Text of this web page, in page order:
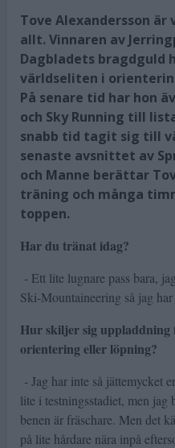
Tove Alexandersson
allt. Vinnaren av
Dagbladets bragdguld
världseliten i
På senare tid har hon
och Sky Running till
snabb tid tagit sig till
senaste avsnittet av
och Manne berättar
träning och många
toppen.
Har du tränat idag?
- Ett lite lugnare pass bara,
Ski-Mountaineering så jag
Hur skiljer sig uppladdning
orientering eller löpning?
- Jag har inte så jättemycket
lite i testningsstadiet, men jag
benen är fräschare. Men det
på lite hårdare nära inpå